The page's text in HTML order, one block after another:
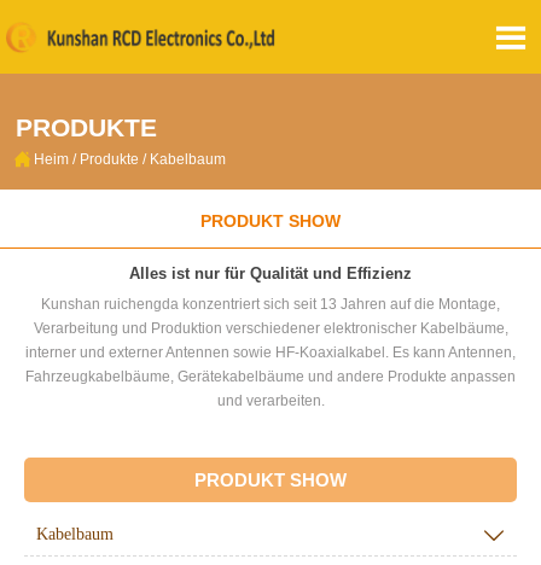

PRODUKTE
 Heim / Produkte / Kabelbaum
PRODUKT SHOW
Alles ist nur für Qualität und Effizienz
Kunshan ruichengda konzentriert sich seit 13 Jahren auf die Montage,
Verarbeitung und Produktion verschiedener elektronischer Kabelbäume,
interner und externer Antennen sowie HF-Koaxialkabel. Es kann Antennen,
Fahrzeugkabelbäume, Gerätekabelbäume und andere Produkte anpassen
und verarbeiten.
PRODUKT SHOW
Kabelbaum 